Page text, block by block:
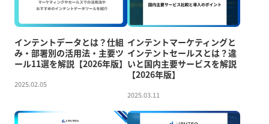
インテントデータとは？仕組
み・部署別の活用法・主要ツ
ール11選を解説【2026年版】
2025.02.05
インテントマーケティングと
インテントセールスとは？違
いと国内主要サービスを解説
【2026年版】
2025.03.11